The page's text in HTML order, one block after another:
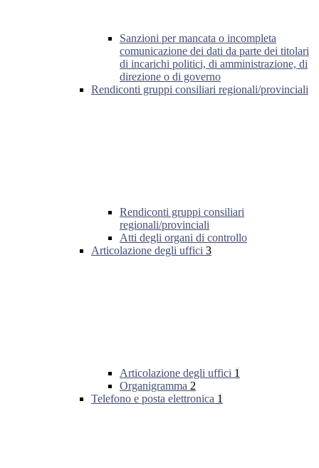
Sanzioni per mancata o incompleta
comunicazione dei dati da parte dei titolari
di incarichi politici, di amministrazione, di
direzione o di governo
Rendiconti gruppi consiliari regionali/provinciali
Rendiconti gruppi consiliari
regionali/provinciali
Atti degli organi di controllo
Articolazione degli uffici 3
Articolazione degli uffici 1
Organigramma 2
Telefono e posta elettronica 1